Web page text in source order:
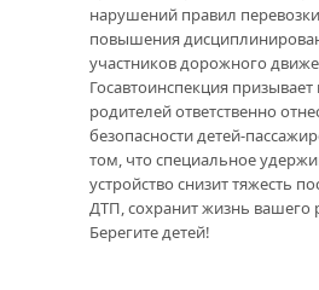
нарушений правил
повышения
участников дорожного
Госавтоинспекция
родителей ответственно
безопасности детей-
том, что специальное
устройство снизит тяжесть
ДТП, сохранит жизнь вашего
Берегите детей!